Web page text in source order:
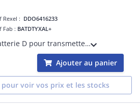
Rexel : DDO6416233
Fab : BATDTYXAL+
Batterie D pour transmetteur téléphonique RTC, GSM et Tydom 2
Ajouter au panier
pour voir vos prix et les stocks